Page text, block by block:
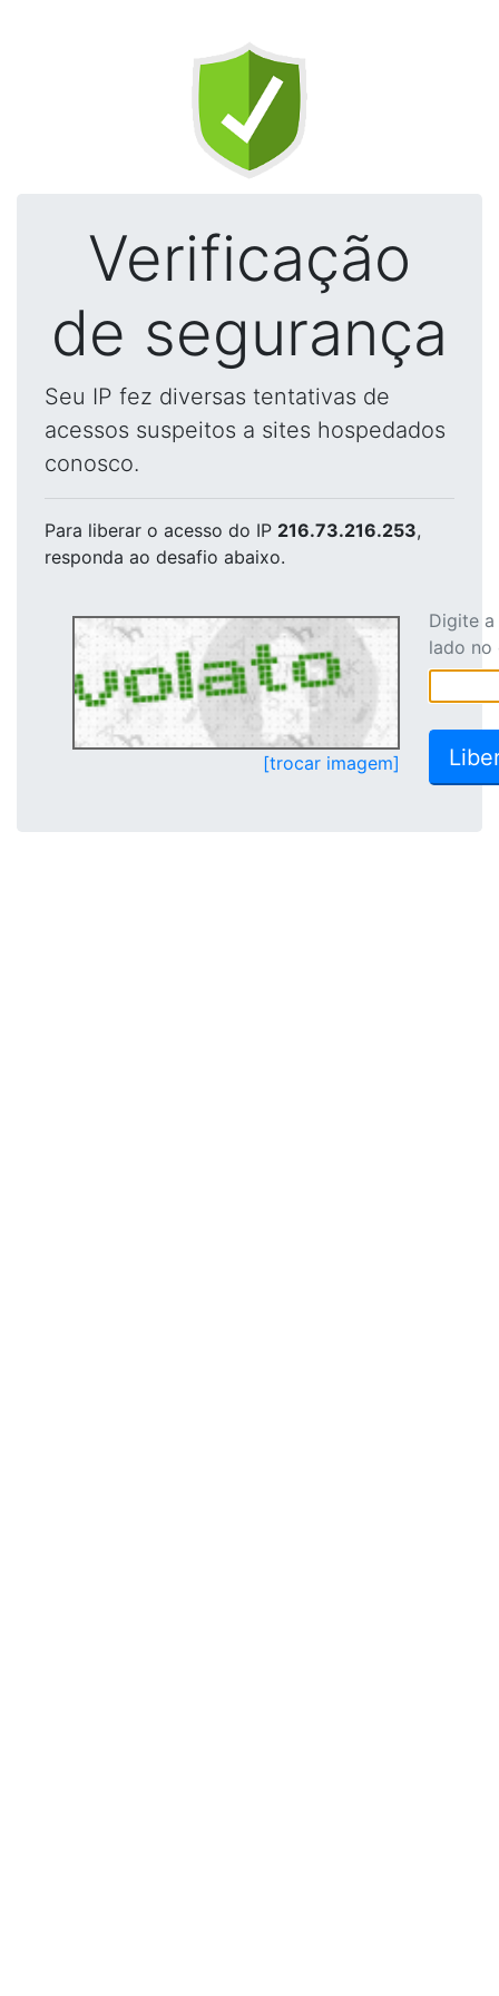
Verificação
de segurança
Seu IP fez diversas tentativas de
acessos suspeitos a sites hospedados
conosco.
Para liberar o acesso do IP 216.73.216.253,
responda ao desafio abaixo.
[trocar imagem]
Digite
lado no